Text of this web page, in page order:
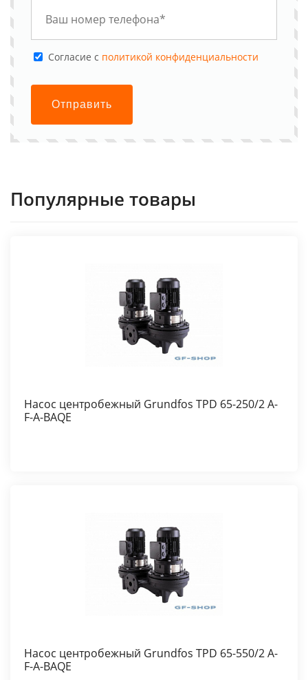
Cогласие с политикой конфиденциальности
Отправить
Популярные товары
Насос центробежный Grundfos TPD 65-250/2 A-
F-A-BAQE
Насос центробежный Grundfos TPD 65-550/2 A-
F-A-BAQE